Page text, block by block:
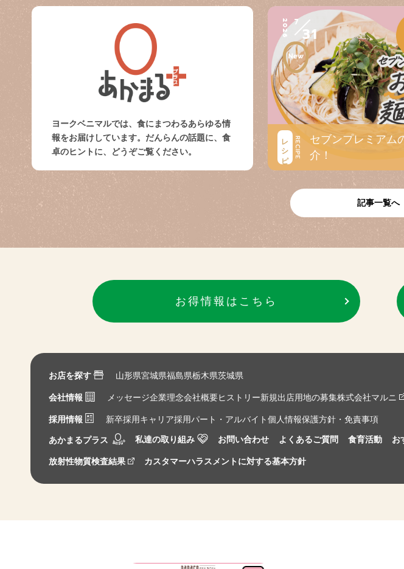
ヨークベニマルでは、食にまつわるあらゆる情
報をお届けしています。だんらんの話題に、食
卓のヒントに、どうぞご覧ください。
2026 7
31
レシピ RECIPE
セブンプレミアム
介！
記事一覧へ
お得情報はこちら
お店を探す 山形県宮城県福島県栃木県茨城県
会社情報 メッセージ企業理念会社概要ヒストリー新規出店用地の募集株式会社マルニ
採用情報 新卒採用キャリア採用パート・アルバイト個人情報保護方針・免責事項
あかまるプラス 私達の取り組み お問い合わせ よくあるご質問 食育活動 お
放射性物質検査結果 カスタマーハラスメントに対する基本方針